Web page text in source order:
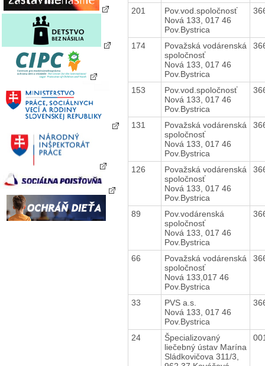
201
Pov.vod.spoločnosť
Nová 133, 017 46
Pov.Bystrica
174
Považská vodárenská
spoločnosť
Nová 133, 017 46
Pov.Bystrica
153
Pov.vod.spoločnosť
Nová 133, 017 46
Pov.Bystrica
131
Považská vodárenská
spoločnosť
Nová 133, 017 46
Pov.Bystrica
126
Považská vodárenská
spoločnosť
Nová 133, 017 46
Pov.Bystrica
89
Pov.vodárenská
spoločnosť
Nová 133, 017 46
Pov.Bystrica
66
Považská vodárenská
spoločnosť
Nová 133,017 46
Pov.Bystrica
33
PVS a.s.
Nová 133, 017 46
Pov.Bystrica
24
Špecializovaný
liečebný ústav Marína
Sládkovičova 311/3,